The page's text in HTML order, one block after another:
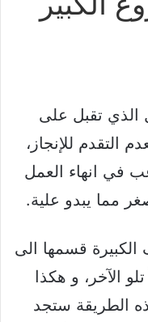
الذي تقبل على
التقدم للإنجاز،
في انهاء العمل
مما يبدو علية.
الكبيرة قسمها الى
الآخر، و هكذا
الطريقة ستجد